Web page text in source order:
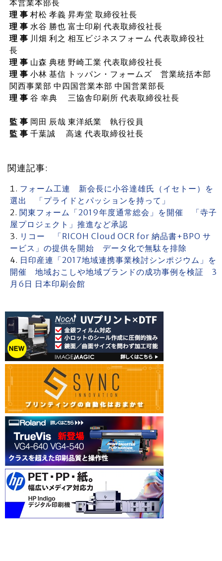
本営業本部長
理 事 村松 孝義 昇寿堂 取締役社長
理 事 水谷 勝也 富士印刷 代表取締役社長
理 事 川畑 利之 相互ビジネスフォーム 代表取締役社
長
理 事 山森 典穂 野崎工業 代表取締役社長
理 事 小林 基信 トッパン・フォームズ 営業統括本部
関西事業部 中四国営業本部 中国営業部長
理 事 谷 幸典 三協舎印刷所 代表取締役社長
監 事 岡田 辰哉 東洋紙業 執行役員
監 事 千葉誠 高速 代表取締役社長
関連記事:
フォーム工連 新会長に小谷達雄氏（イセトー）を
選出 「プライドとパッションを持って」
関東フォーム「2019年度通常総会」を開催 「寺子
屋プロジェクト」推進など承認
リコー 「RICOH Cloud OCR for 納品書+BPO サ
ービス」の提供を開始 データ化で無駄を排除
日印産連「2017地域連携事業検討シンポジウム」を
開催 地域おこしや地域ブランドの成功事例を検証 3
月6日 日本印刷会館